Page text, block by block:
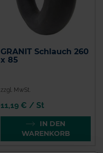
GRANIT Schlauch 260
x 85
zzgl. MwSt.
11,19 € / St
IN DEN
WARENKORB